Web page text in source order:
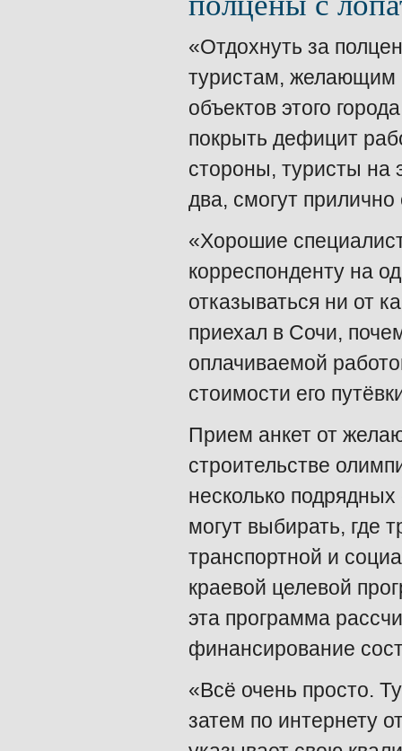
«Отдохнуть за
туристам, желающим
объектов этого
покрыть дефицит
стороны, туристы на
два, смогут
«Хорошие
корреспонденту на
отказываться ни от
приехал в Сочи,
оплачиваемой
стоимости его
Прием анкет от
строительстве
несколько
могут выбирать, где
транспортной и
краевой целевой
эта программа
финансирование
«Всё очень просто.
затем по интернету